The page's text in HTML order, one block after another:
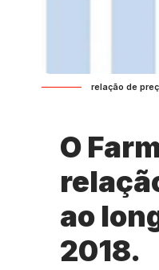
relação de
O
ao
2018.